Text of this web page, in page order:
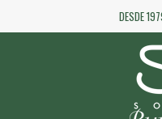
DESDE